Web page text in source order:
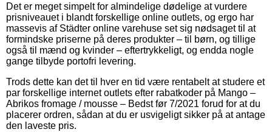
Det er meget simpelt for almindelige dødelige at vurdere
prisniveauet i blandt forskellige online outlets, og ergo har
massevis af Städter online varehuse set sig nødsaget til at
formindske priserne på deres produkter – til børn, og tillige
også til mænd og kvinder – eftertrykkeligt, og endda nogle
gange tilbyde portofri levering.
Trods dette kan det til hver en tid være rentabelt at studere et
par forskellige internet outlets efter rabatkoder på Mango –
Abrikos fromage / mousse – Bedst før 7/2021 forud for at du
placerer ordren, sådan at du er usvigeligt sikker på at antage
den laveste pris.